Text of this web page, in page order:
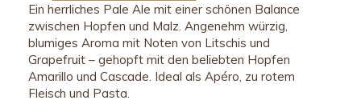
Ein herrliches Pale Ale mit einer schönen Balance
zwischen Hopfen und Malz. Angenehm würzig,
blumiges Aroma mit Noten von Litschis und
Grapefruit – gehopft mit den beliebten Hopfen
Amarillo und Cascade. Ideal als Apéro, zu rotem
Fleisch und Pasta.